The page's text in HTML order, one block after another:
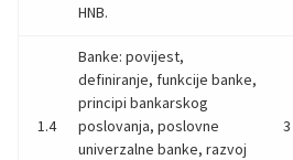
HNB.
1.4
Banke: povijest,
definiranje, funkcije banke,
principi bankarskog
poslovanja, poslovne
univerzalne banke, razvoj
3